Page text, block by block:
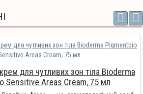
для чутливих зон тіла Bioderma
Sensitive Areas Cream, 75 мл